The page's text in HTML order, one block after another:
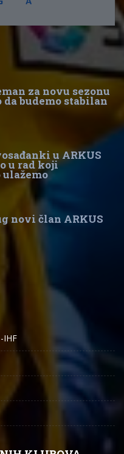
za novu sezonu
budemo stabilan
u ARKUS
u rad koji
novi član ARKUS
IHF